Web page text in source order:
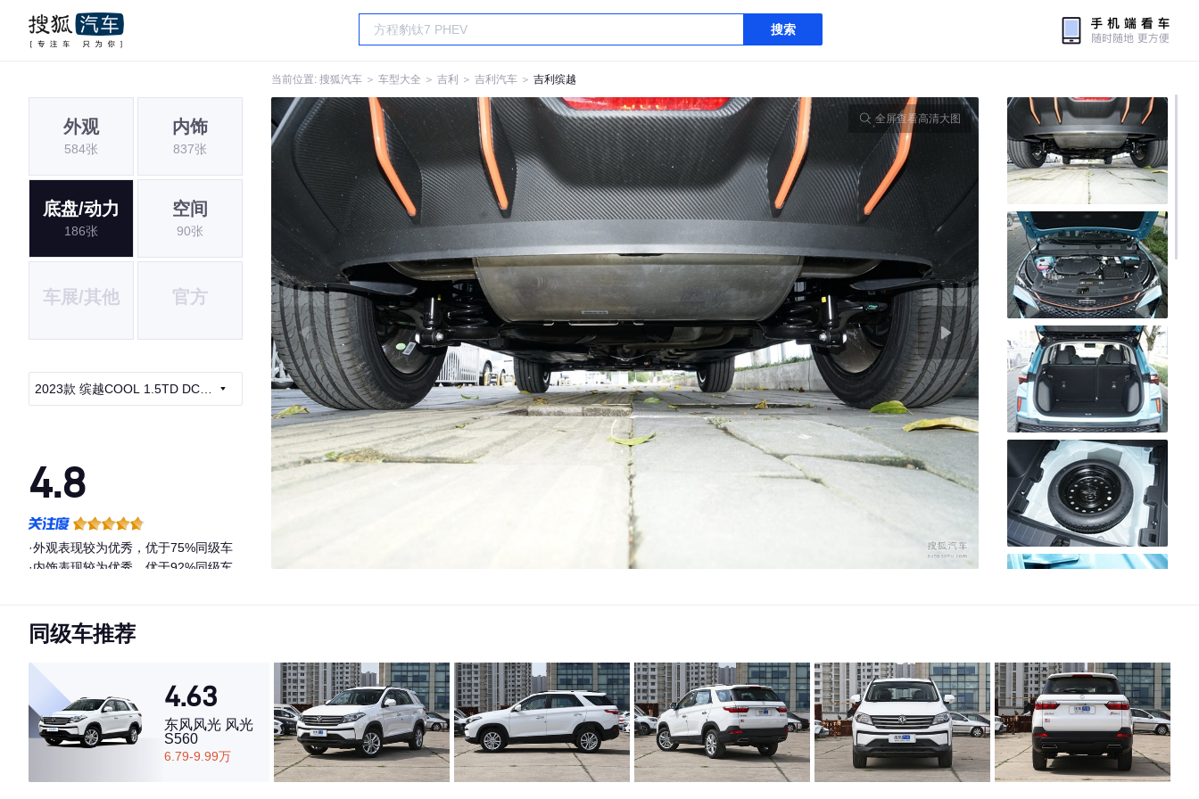
搜索
当前位置: 搜狐汽车 ＞ 车型大全 ＞ 吉利 ＞ 吉利汽车 ＞ 吉利缤越
外观
584张
内饰
837张
底盘/动力
186张
空间
90张
车展/其他 官方
2023款 缤越COOL 1.5TD DCT
4.8
·外观表现较为优秀，优于75%同级车
·内饰表现较为优秀，优于92%同级车
全屏查看高清大图
同级车推荐
4.63
东风风光 风光
S560
6.79-9.99万